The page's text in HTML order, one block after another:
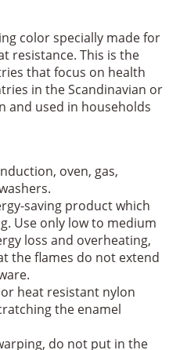
color specially made for
resistance. This is the
that focus on health
in the Scandinavian or
and used in households
oven, gas,
saving product which
Use only low to medium
loss and overheating,
the flames do not extend
heat resistant nylon
the enamel
do not put in the